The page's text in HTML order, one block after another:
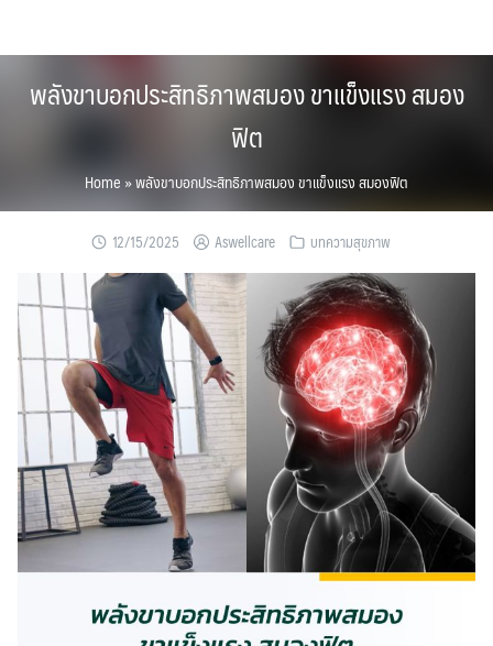
พลังขาบอกประสิทธิภาพสมอง ขาแข็งแรง สมอง
ฟิต
Home »พลังขาบอกประสิทธิภาพสมอง ขาแข็งแรง สมองฟิต
12/15/2025 Aswellcare บทความสุขภาพ